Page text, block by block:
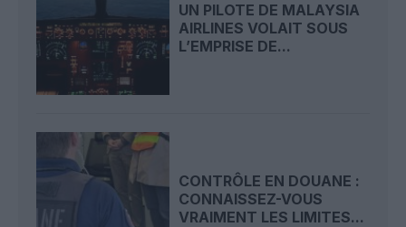
UN PILOTE DE MALAYSIA
AIRLINES VOLAIT SOUS
L’EMPRISE DE...
CONTRÔLE EN DOUANE :
CONNAISSEZ-VOUS
VRAIMENT LES LIMITES...